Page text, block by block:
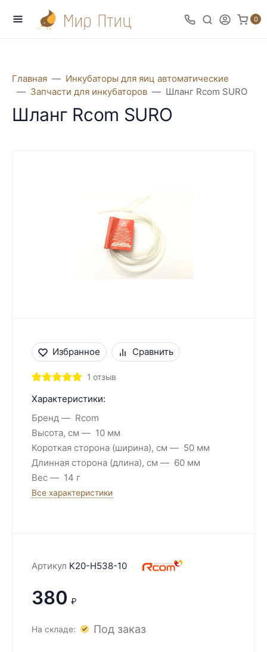
0
Главная
Инкубаторы для яиц автоматические
Запчасти для инкубаторов
Шланг Rcom SURO
Шланг Rcom SURO
Избранное Сравнить
1 отзыв
Характеристики:
Бренд
Rcom
Высота, см
10 мм
Короткая сторона (ширина), см
50 мм
Длинная сторона (длина), см
60 мм
Вес
14 г
Все характеристики
Артикул K20-H538-10
380 ₽
На складе: Под заказ